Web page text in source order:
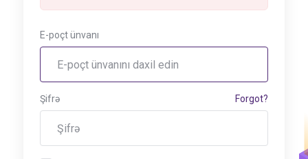
E-poçt ünvanı
Şifrə Forgot?